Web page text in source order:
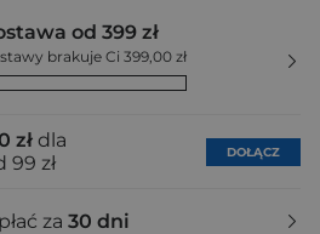
od 399 zł
brakuje Ci 399,00 zł
zł dla
99 zł
DOŁĄCZ
za 30 dni